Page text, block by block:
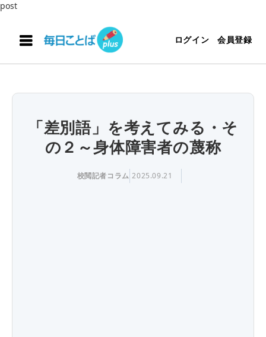
post
ログイン 会員登録
「差別語」を考えてみる・そ
の２～身体障害者の蔑称
校閲記者コラム 2025.09.21